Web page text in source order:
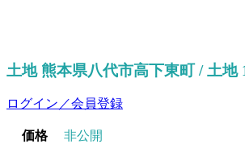
土地 熊本県八代市高下東町 / 土地
ログイン／会員登録
価格
非公開